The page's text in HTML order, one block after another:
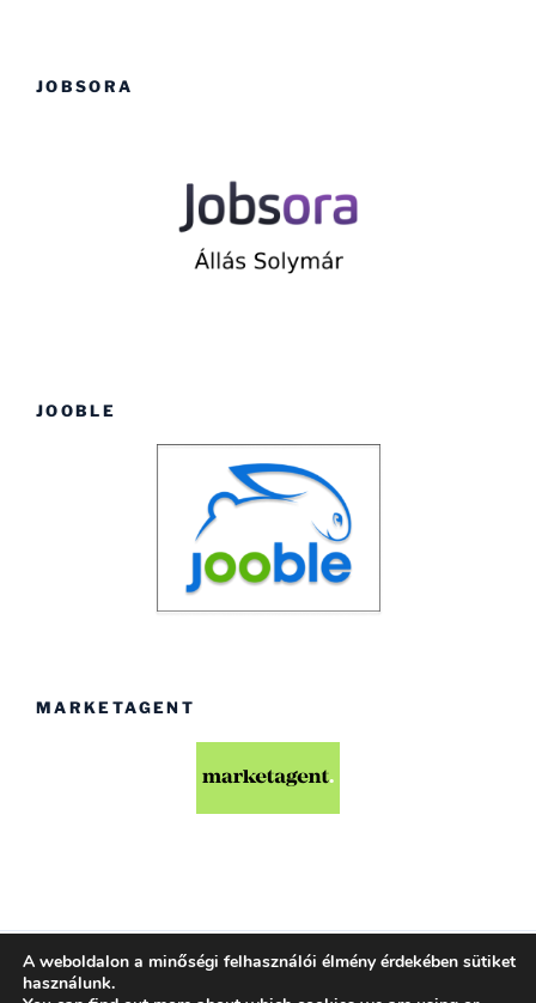
JOBSORA
JOOBLE
MARKETAGENT
Köszönjük WordPress!
A weboldalon a minőségi felhasználói élmény érdekében sütiket
használunk.